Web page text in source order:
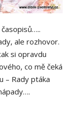
ale rozhovor.
si opravdu
co mě čeká
– Rady ptáka